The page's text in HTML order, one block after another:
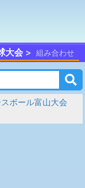
大会 組み合わせ
ボール富山大会